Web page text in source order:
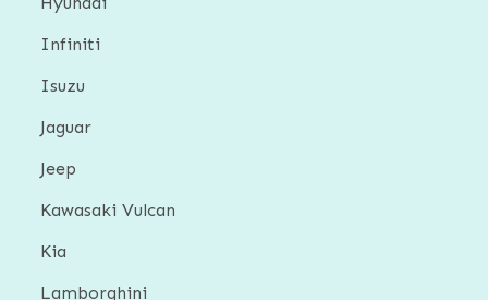
Infiniti
Isuzu
Jaguar
Jeep
Kawasaki Vulcan
Kia
Lamborghini